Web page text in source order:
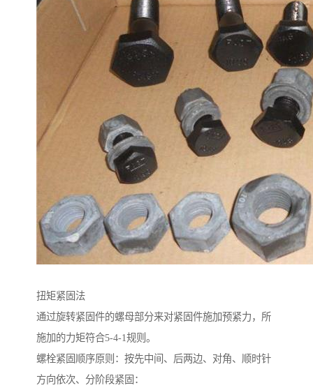
扭矩紧固法
通过旋转紧固件的螺母部分来对紧固件施加预紧力，所
施加的力矩符合5-4-1规则。
螺栓紧固顺序原则：按先中间、后两边、对角、顺时针
方向依次、分阶段紧固：